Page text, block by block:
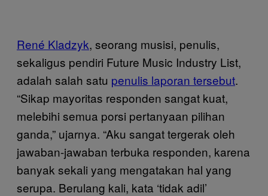
René Kladzyk, seorang musisi, penulis,
sekaligus pendiri Future Music Industry List,
adalah salah satu penulis laporan tersebut.
“Sikap mayoritas responden sangat kuat,
melebihi semua porsi pertanyaan pilihan
ganda,” ujarnya. “Aku sangat tergerak oleh
jawaban-jawaban terbuka responden, karena
banyak sekali yang mengatakan hal yang
serupa. Berulang kali, kata ‘tidak adil’